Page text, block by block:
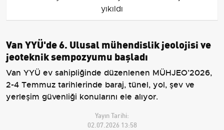
yıkıldı
Van YYÜ'de 6. Ulusal mühendislik jeolojisi ve
jeoteknik sempozyumu başladı
Van YYÜ ev sahipliğinde düzenlenen MÜHJEO’2026,
2-4 Temmuz tarihlerinde baraj, tünel, yol, şev ve
yerleşim güvenliği konularını ele alıyor.
Yayın Tarihi:
02.07.2026 13:58